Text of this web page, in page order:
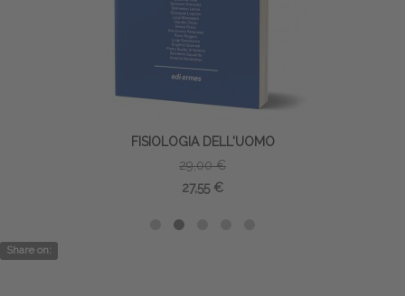
FISIOLOGIA DELL'UOMO
29,00 €
27,55 €
Share on: